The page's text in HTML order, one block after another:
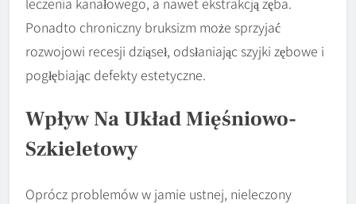
Ponadto chroniczny bruksizm może sprzyjać
rozwojowi recesji dziąseł, odsłaniając szyjki zębowe i
pogłębiając defekty estetyczne.
Wpływ Na Układ Mięśniowo-
Szkieletowy
Oprócz problemów w jamie ustnej, nieleczony